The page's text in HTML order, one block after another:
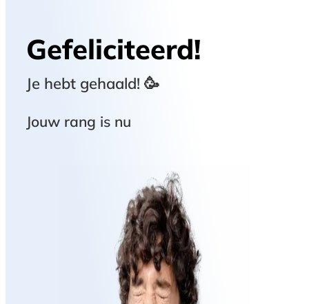
Gefeliciteerd!
Je hebt gehaald! 🥳
Jouw rang is nu